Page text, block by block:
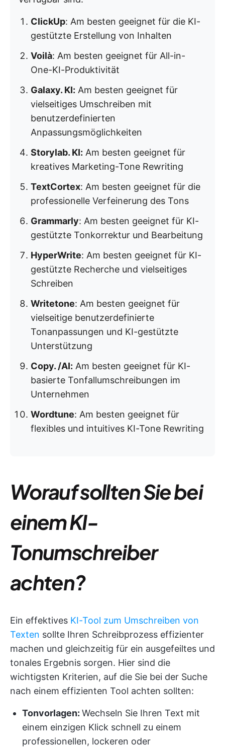
ClickUp: Am besten geeignet für die KI-
gestützte Erstellung von Inhalten
Voilà: Am besten geeignet für All-in-
One-KI-Produktivität
Galaxy. KI: Am besten geeignet für
vielseitiges Umschreiben mit
benutzerdefinierten
Anpassungsmöglichkeiten
Storylab. KI: Am besten geeignet für
kreatives Marketing-Tone Rewriting
TextCortex: Am besten geeignet für die
professionelle Verfeinerung des Tons
Grammarly: Am besten geeignet für KI-
gestützte Tonkorrektur und Bearbeitung
HyperWrite: Am besten geeignet für KI-
gestützte Recherche und vielseitiges
Schreiben
Writetone: Am besten geeignet für
vielseitige benutzerdefinierte
Tonanpassungen und KI-gestützte
Unterstützung
Copy. /AI: Am besten geeignet für KI-
basierte Tonfallumschreibungen im
Unternehmen
Wordtune: Am besten geeignet für
flexibles und intuitives KI-Tone Rewriting
Worauf sollten Sie bei
einem KI-
Tonumschreiber
achten?
Ein effektives KI-Tool zum Umschreiben von
Texten sollte Ihren Schreibprozess effizienter
machen und gleichzeitig für ein ausgefeiltes und
tonales Ergebnis sorgen. Hier sind die
wichtigsten Kriterien, auf die Sie bei der Suche
nach einem effizienten Tool achten sollten:
Tonvorlagen: Wechseln Sie Ihren Text mit
einem einzigen Klick schnell zu einem
professionellen, lockeren oder